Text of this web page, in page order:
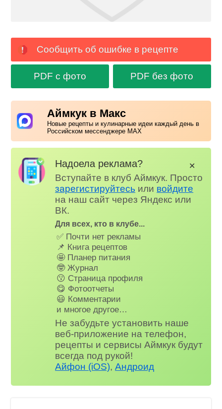
Сообщить об ошибке в рецепте
PDF с фото PDF без фото
Аймкук в Макс
Новые рецепты и кулинарные идеи каждый день в
Российском мессенджере MAX
Надоела реклама?
Вступайте в клуб Аймкук. Просто
зарегистируйтесь или войдите
на наш сайт через Яндекс или
ВК.
Для всех, кто в клубе...
✅ Почти нет рекламы
📌 Книга рецептов
🤩 Планер питания
🤓 Журнал
😗 Страница профиля
😋 Фотоотчеты
😃 Комментарии
и многое другое…
Не забудьте установить наше
веб-приложение на телефон,
рецепты и сервисы Аймкук будут
всегда под рукой!
Айфон (iOS),Андроид
✕